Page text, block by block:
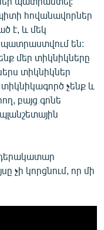
հովանավորներ
է, և մեկ
պատրաստվում են:
մեր տիկնիկները
տիկնիկներ
չենք և
բայց գոնե
չի կորցնում, որ մի